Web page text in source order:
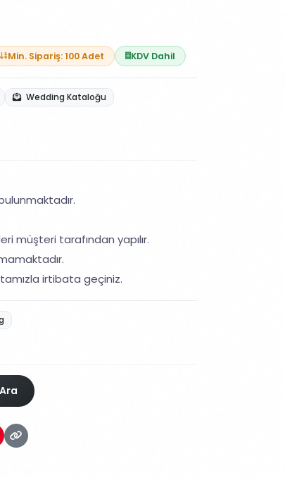
Min. Sipariş: 100 Adet KDV Dahil
Wedding Kataloğu
müşteri tarafından yapılır.
irtibata geçiniz.
Ara